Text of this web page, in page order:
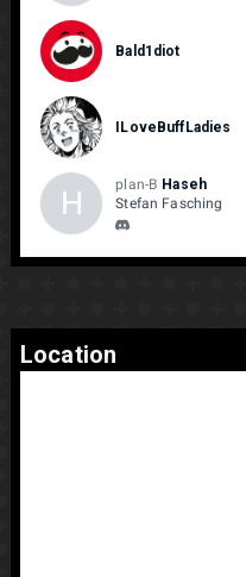
Bald1diot
ILoveBuffLadies
H plan-B Haseh
Stefan Fasching
Location